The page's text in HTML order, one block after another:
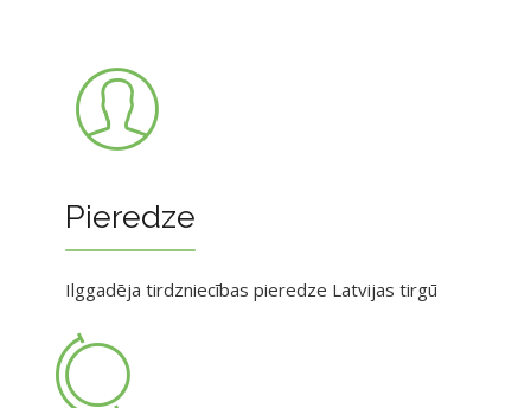
Pieredze
Ilggadēja tirdzniecības pieredze Latvijas tirgū